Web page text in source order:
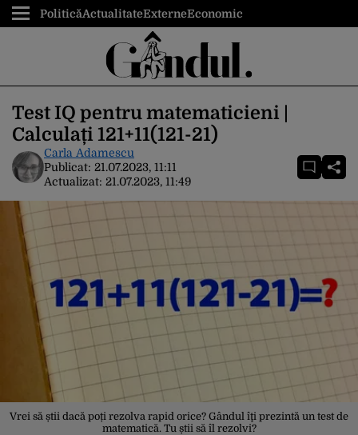
PoliticăActualitateExterneEconomic
Test IQ pentru matematicieni |
Calculați 121+11(121-21)
Carla Adamescu
Publicat: 21.07.2023, 11:11
Actualizat: 21.07.2023, 11:49
Vrei să știi dacă poți rezolva rapid orice? Gândul îţi prezintă un test de
matematică. Tu știi să îl rezolvi?